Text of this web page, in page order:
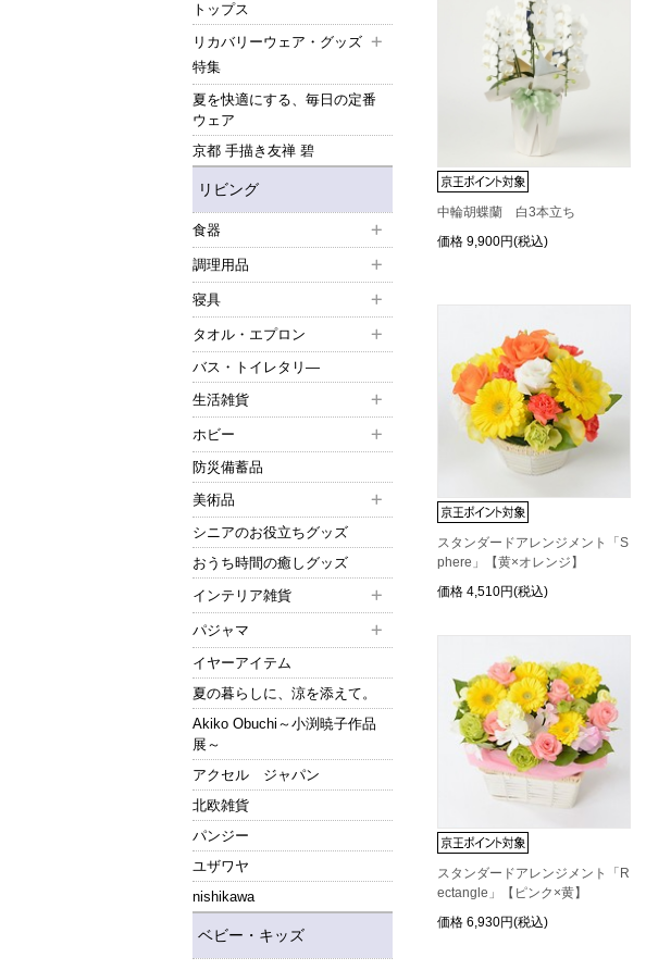
トップス
リカバリーウェア・グッズ
特集
夏を快適にする、毎日の定番
ウェア
京都 手描き友禅 碧
リビング
食器
調理用品
寝具
タオル・エプロン
バス・トイレタリ―
生活雑貨
ホビー
防災備蓄品
美術品
シニアのお役立ちグッズ
おうち時間の癒しグッズ
インテリア雑貨
パジャマ
イヤーアイテム
夏の暮らしに、涼を添えて。
Akiko Obuchi～小渕暁子作品
展～
アクセル ジャパン
北欧雑貨
パンジー
ユザワヤ
nishikawa
ベビー・キッズ
中輪胡蝶蘭 白3本立ち
価格 9,900円(税込)
スタンダードアレンジメント「S
phere」【黄×オレンジ】
価格 4,510円(税込)
スタンダードアレンジメント「R
ectangle」【ピンク×黄】
価格 6,930円(税込)